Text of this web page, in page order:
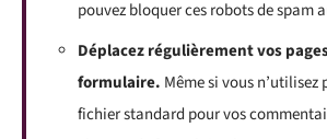
pouvez bloquer ces robots de spam
Déplacez régulièrement vos
formulaire. Même si vous n’utilisez
fichier standard pour vos